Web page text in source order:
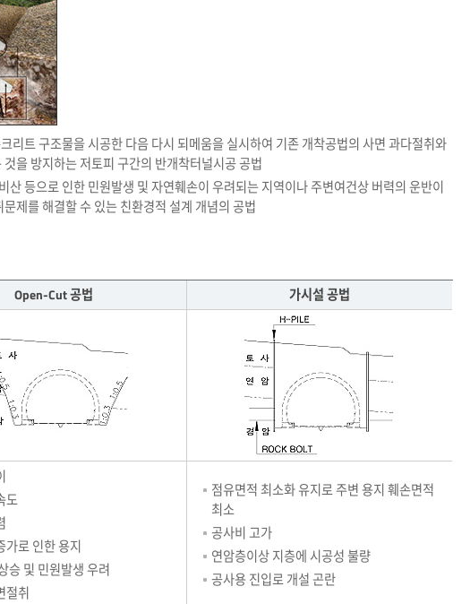
트 구조물을 시공한 다음 다시 되메움을 실시하여 기존 개착공법의 사면 과다절취와
을 방지하는 저토피 구간의 반개착터널시공 공법
등으로 인한 민원발생 및 자연훼손이 우려되는 지역이나 주변여건상 버력의 운반이
제를 해결할 수 있는 친환경적 설계 개념의 공법
Open-Cut 공법 가시설 공법
도
가로 인한 용지
승 및 민원발생 우려
절취
점유면적 최소화 유지로 주변 용지 훼손면적
최소
공사비 고가
연암층이상 지층에 시공성 불량
공사용 진입로 개설 곤란